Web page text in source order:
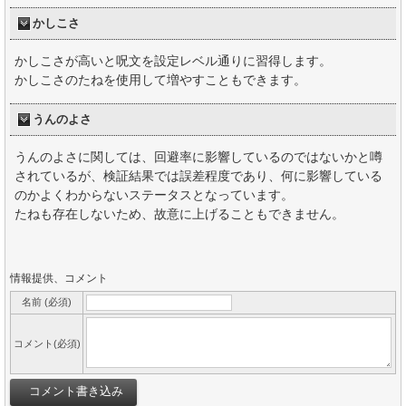
かしこさ
かしこさが高いと呪文を設定レベル通りに習得します。
かしこさのたねを使用して増やすこともできます。
うんのよさ
うんのよさに関しては、回避率に影響しているのではないかと噂
されているが、検証結果では誤差程度であり、何に影響している
のかよくわからないステータスとなっています。
たねも存在しないため、故意に上げることもできません。
情報提供、コメント
名前 (必須)
コメント(必須)